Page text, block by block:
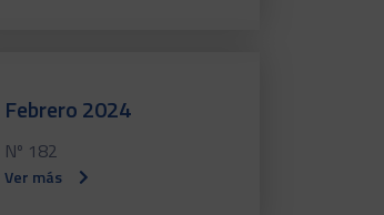
Febrero 2024
Nº 182
Ver más